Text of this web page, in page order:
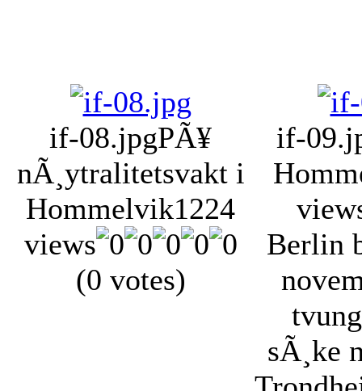
if-08.jpgPÃ¥
nÃ¸ytralitetsvakt i
Hommelvik1224
views
(0 votes)
if-
Berlin
sÃ¸ke